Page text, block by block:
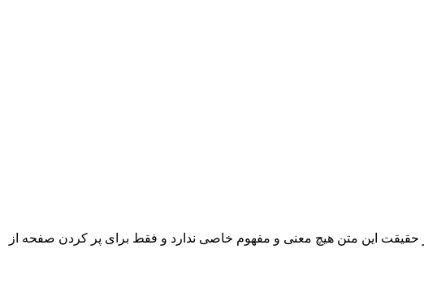
این متن هیچ معنی و مفهوم خاصی ندارد و فقط برای پر کردن صفحه از